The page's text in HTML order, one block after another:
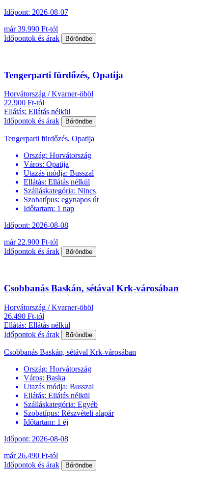
Időpont: 2026-08-07
már 39.990 Ft-tól
Időpontok és árak
Bőröndbe
Tengerparti fürdőzés, Opatija
Horvátország / Kvarner-öböl
22.900 Ft-tól
Ellátás: Ellátás nélkül
Időpontok és árak
Bőröndbe
Tengerparti fürdőzés, Opatija
Ország: Horvátország
Város: Opatija
Utazás módja: Busszal
Ellátás: Ellátás nélkül
Szálláskategória: Nincs
Szobatípus: egynapos út
Időtartam: 1 nap
Időpont: 2026-08-08
már 22.900 Ft-tól
Időpontok és árak
Bőröndbe
Csobbanás Baskán, sétával Krk-városában
Horvátország / Kvarner-öböl
26.490 Ft-tól
Ellátás: Ellátás nélkül
Időpontok és árak
Bőröndbe
Csobbanás Baskán, sétával Krk-városában
Ország: Horvátország
Város: Baska
Utazás módja: Busszal
Ellátás: Ellátás nélkül
Szálláskategória: Egyéb
Szobatípus: Részvételi alapár
Időtartam: 1 éj
Időpont: 2026-08-08
már 26.490 Ft-tól
Időpontok és árak
Bőröndbe